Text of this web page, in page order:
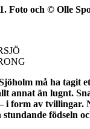
må ha tagit
annat än lugnt.
i form av tvillingar.
stundande ­födseln